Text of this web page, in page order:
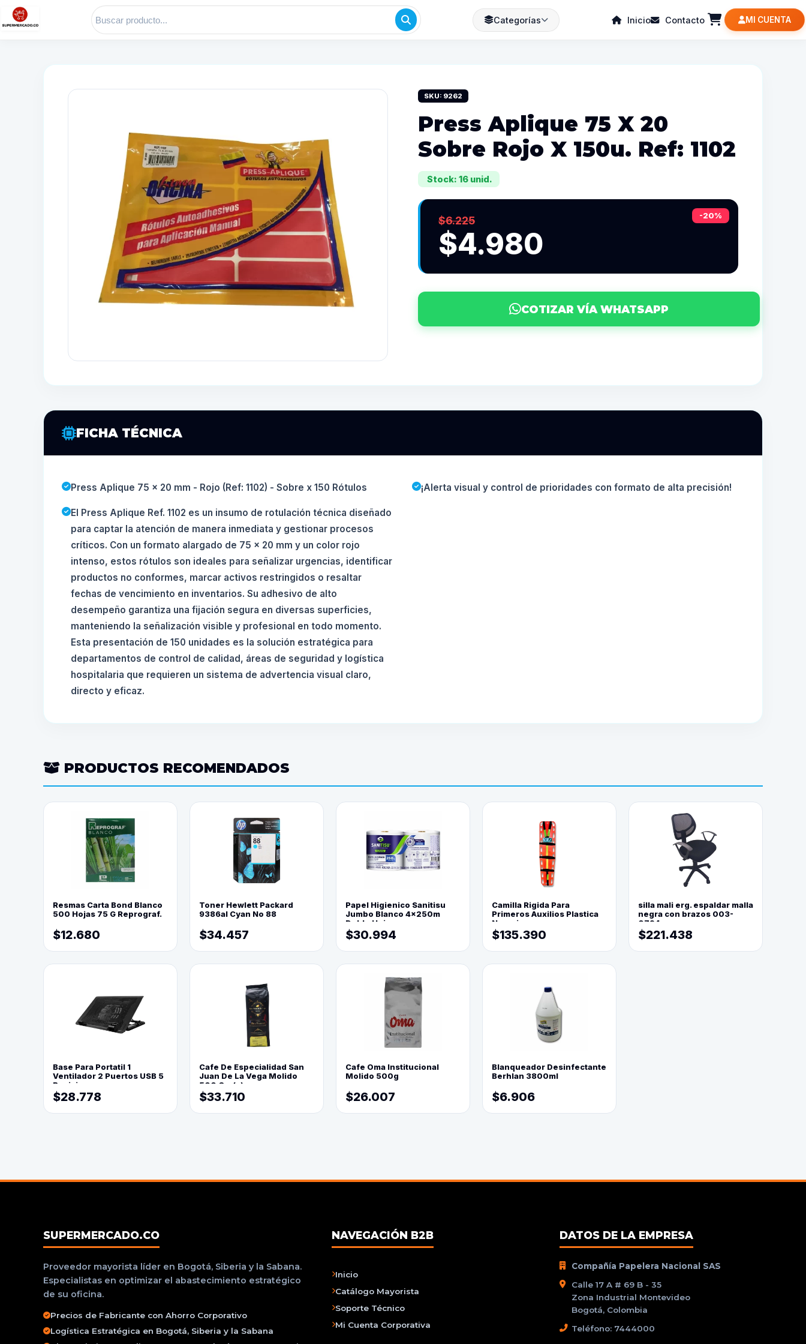
Categorías Inicio Contacto MI CUENTA
SKU: 9262
Press Aplique 75 X 20
Sobre Rojo X 150u. Ref: 1102
Stock: 16 unid.
-20%
$6.225
$4.980
COTIZAR VÍA WHATSAPP
FICHA TÉCNICA
Press Aplique 75 x 20 mm - Rojo (Ref: 1102) - Sobre x 150 Rótulos ¡Alerta visual y control de prioridades con formato de alta precisión!
El Press Aplique Ref. 1102 es un insumo de rotulación técnica diseñado
para captar la atención de manera inmediata y gestionar procesos
críticos. Con un formato alargado de 75 x 20 mm y un color rojo
intenso, estos rótulos son ideales para señalizar urgencias, identificar
productos no conformes, marcar activos restringidos o resaltar
fechas de vencimiento en inventarios. Su adhesivo de alto
desempeño garantiza una fijación segura en diversas superficies,
manteniendo la señalización visible y profesional en todo momento.
Esta presentación de 150 unidades es la solución estratégica para
departamentos de control de calidad, áreas de seguridad y logística
hospitalaria que requieren un sistema de advertencia visual claro,
directo y eficaz.
PRODUCTOS RECOMENDADOS
Resmas Carta Bond Blanco
500 Hojas 75 G Reprograf.
$12.680
Toner Hewlett Packard
9386al Cyan No 88
$34.457
Papel Higienico Sanitisu
Jumbo Blanco 4x250m
Doble Hoja
$30.994
Camilla Rigida Para
Primeros Auxilios Plastica
Naranja
$135.390
silla mali erg. espaldar malla
negra con brazos 003-
0794
$221.438
Base Para Portatil 1
Ventilador 2 Puertos USB 5
Posiciones
$28.778
Cafe De Especialidad San
Juan De La Vega Molido
500 Grs(=)
$33.710
Cafe Oma Institucional
Molido 500g
$26.007
Blanqueador Desinfectante
Berhlan 3800ml
$6.906
SUPERMERCADO.CO
Proveedor mayorista líder en Bogotá, Siberia y la Sabana.
Especialistas en optimizar el abastecimiento estratégico
de su oficina.
Precios de Fabricante con Ahorro Corporativo
Logística Estratégica en Bogotá, Siberia y la Sabana
NAVEGACIÓN B2B
Inicio
Catálogo Mayorista
Soporte Técnico
Mi Cuenta Corporativa
DATOS DE LA EMPRESA
Compañía Papelera Nacional SAS
Calle 17 A # 69 B - 35
Zona Industrial Montevideo
Bogotá, Colombia
Teléfono: 7444000